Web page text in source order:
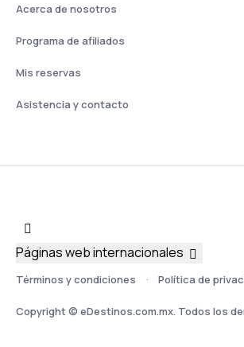
Acerca de nosotros
Programa de afiliados
Mis reservas
Asistencia y contacto
Términos y condiciones Política de
Copyright © eDestinos.com.mx. Todos los
Páginas web internacionales